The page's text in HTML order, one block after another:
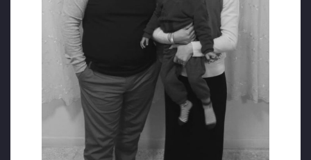
büyümeyecek evladım, ciğerparem
Yusufumun bedenini dahi toprağa
verememiş bir babanın feryadı olarak bu
ülkenin bütün politikacıları, bütün adalet
mekanizması, eğer adalet varsa bütün
yetkililer başlarını öne eğsin ve utanç içinde
sussun.”
“YAPILAN SOYKIRIMI YÜREĞİME KAZIDINIZ”